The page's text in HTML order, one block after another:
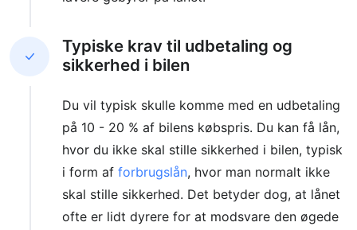
Typiske krav til udbetaling og
sikkerhed i bilen
Du vil typisk skulle komme med en udbetaling
på 10 - 20 % af bilens købspris. Du kan få lån,
hvor du ikke skal stille sikkerhed i bilen, typisk
i form af forbrugslån, hvor man normalt ikke
skal stille sikkerhed. Det betyder dog, at lånet
ofte er lidt dyrere for at modsvare den øgede